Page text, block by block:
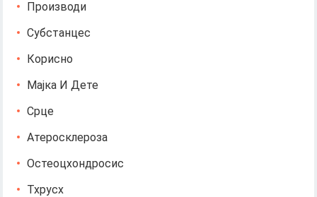
Производи
Субстанцес
Корисно
Мајка И Дете
Срце
Атеросклероза
Остеоцхондросис
Тхрусх